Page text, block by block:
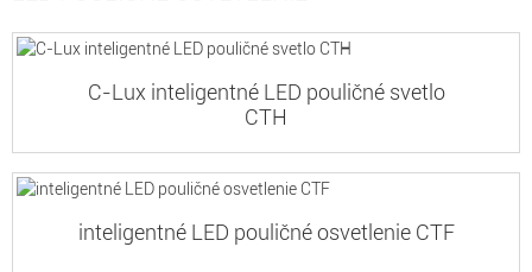
C-Lux inteligentné LED pouličné svetlo
CTH
inteligentné LED pouličné osvetlenie CTF